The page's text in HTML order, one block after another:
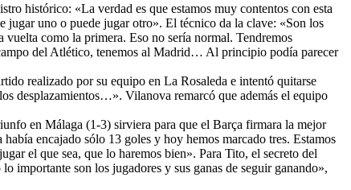
histórico: «La verdad es que estamos muy contentos con esta
jugar uno o puede jugar otro». El técnico da la clave: «Son los
como la primera. Eso no sería normal. Tendremos
del Atlético, tenemos al Madrid… Al principio podía parecer
realizado por su equipo en La Rosaleda e intentó quitarse
desplazamientos…». Vilanova remarcó que además el equipo
en Málaga (1-3) sirviera para que el Barça firmara la mejor
encajado sólo 13 goles y hoy hemos marcado tres. Estamos
el que sea, que lo haremos bien». Para Tito, el secreto del
importante son los jugadores y sus ganas de seguir ganando»,